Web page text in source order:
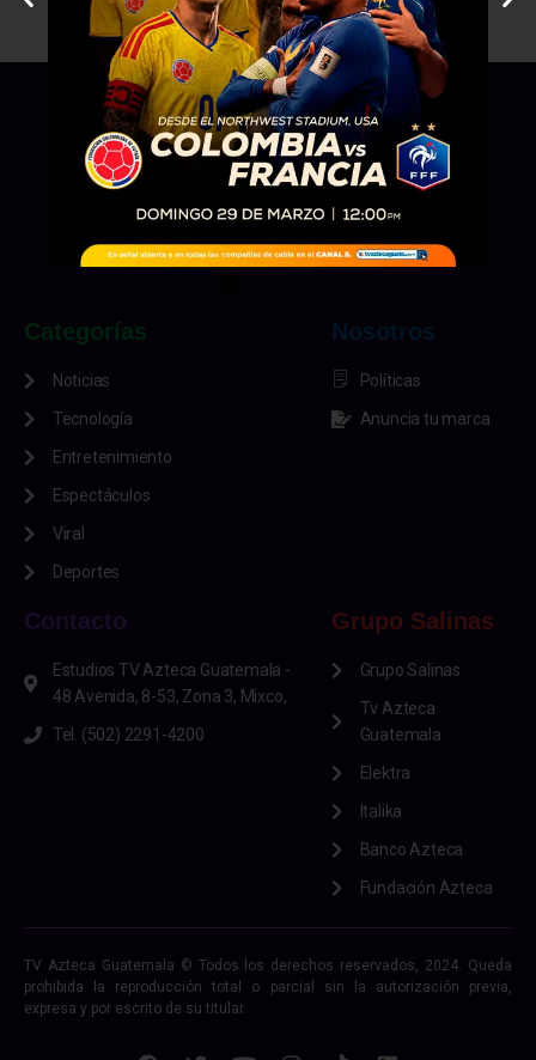
Categorías
Noticias
Tecnología
Entretenimiento
Espectáculos
Viral
Deportes
Nosotros
Políticas
Anuncia tu marca
Contacto
Estudios TV Azteca Guatemala -
48 Avenida, 8-53, Zona 3, Mixco,
Tel. (502) 2291-4200
Grupo Salinas
Grupo Salinas
Tv Azteca
Guatemala
Elektra
Italika
Banco Azteca
Fundación Azteca
TV Azteca Guatemala © Todos los derechos reservados, 2024. Queda
prohibida la reproducción total o parcial sin la autorización previa,
expresa y por escrito de su titular.